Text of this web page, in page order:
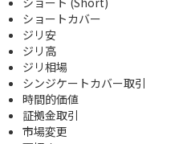
ショートカバー
ジリ安
ジリ高
ジリ相場
シンジケートカバー取引
時間的価値
証拠金取引
市場変更